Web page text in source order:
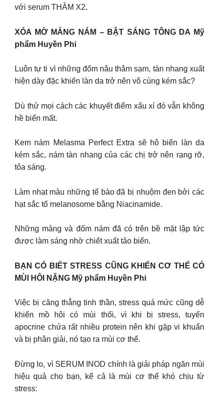
với serum THÂM X2.
XÓA MỜ MẢNG NÁM – BẬT SÁNG TÔNG DA Mỹ
phẩm Huyền Phi
Luôn tự ti vì những đốm nâu thâm sạm, tàn nhang xuất
hiện dày đặc khiến làn da trở nên vô cùng kém sắc?
Dù thử mọi cách các khuyết điểm xấu xí đó vẫn không
hề biến mất.
Kem nám Melasma Perfect Extra sẽ hô biến làn da
kém sắc, nám tàn nhang của các chị trở nên rạng rỡ,
tỏa sáng.
Làm nhạt màu những tế bào đã bị nhuộm đen bởi các
hạt sắc tố melanosome bằng Niacinamide.
Những mảng và đốm nám đã có trên bề mặt lập tức
được làm sáng nhờ chiết xuất tảo biển.
BẠN CÓ BIẾT STRESS CŨNG KHIẾN CƠ THỂ CÓ
MÙI HÔI NẶNG Mỹ phẩm Huyền Phi
Việc bị căng thẳng tinh thần, stress quá mức cũng dễ
khiến mồ hôi có mùi thối, vì khi bị stress, tuyến
apocrine chứa rất nhiều protein nên khi gặp vi khuẩn
và bị phân giải, nó tạo ra mùi cơ thể.
Đừng lo, vì SERUM INOD chính là giải pháp ngăn mùi
hiệu quả cho bạn, kể cả là mùi cơ thể khó chịu từ
stress: